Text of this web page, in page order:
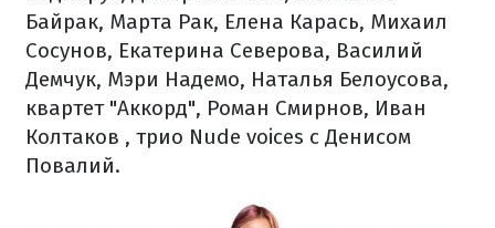
Байрак, Марта Рак, Елена Карась, Михаил
Сосунов, Екатерина Северова, Василий
Демчук, Мэри Надемо, Наталья Белоусова,
квартет "Аккорд", Роман Смирнов, Иван
Колтаков , трио Nude voices с Денисом
Повалий.